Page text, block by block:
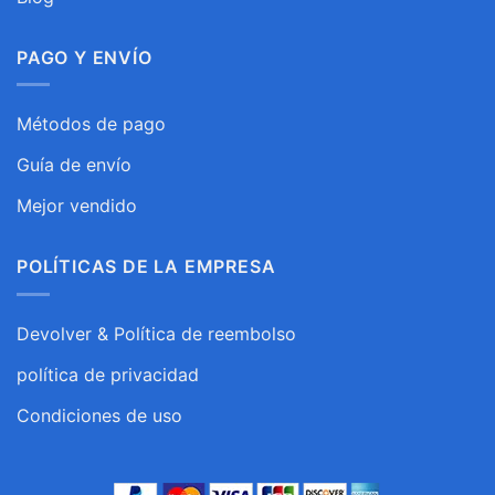
PAGO Y ENVÍO
Métodos de pago
Guía de envío
Mejor vendido
POLÍTICAS DE LA EMPRESA
Devolver & Política de reembolso
política de privacidad
Condiciones de uso